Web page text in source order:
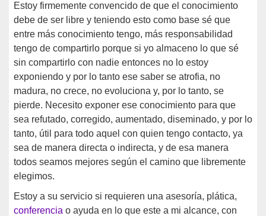
Estoy firmemente convencido de que el conocimiento
debe de ser libre y teniendo esto como base sé que
entre más conocimiento tengo, más responsabilidad
tengo de compartirlo porque si yo almaceno lo que sé
sin compartirlo con nadie entonces no lo estoy
exponiendo y por lo tanto ese saber se atrofia, no
madura, no crece, no evoluciona y, por lo tanto, se
pierde. Necesito exponer ese conocimiento para que
sea refutado, corregido, aumentado, diseminado, y por lo
tanto, útil para todo aquel con quien tengo contacto, ya
sea de manera directa o indirecta, y de esa manera
todos seamos mejores según el camino que libremente
elegimos.
Estoy a su servicio si requieren una asesoría, plática,
conferencia o ayuda en lo que este a mi alcance, con